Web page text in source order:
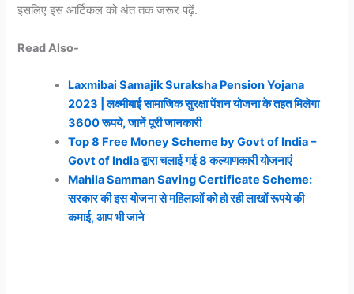
इसलिए इस आर्टिकल को अंत तक जरूर पढ़ें.
Read Also-
Laxmibai Samajik Suraksha Pension Yojana
2023 | लक्ष्मीबाई सामाजिक सुरक्षा पेंशन योजना के तहत मिलेगा
3600 रूपये, जानें पूरी जानकारी
Top 8 Free Money Scheme by Govt of India –
Govt of India द्वारा चलाई गई 8 कल्याणकारी योजनाएं
Mahila Samman Saving Certificate Scheme:
सरकार की इस योजना से महिलाओं को हो रही लाखों रूपये की
कमाई, आप भी जाने